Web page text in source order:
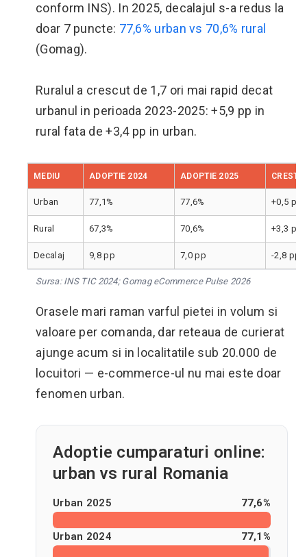
conform INS). In 2025, decalajul s-a redus la
doar 7 puncte: 77,6% urban vs 70,6% rural
(Gomag).
Ruralul a crescut de 1,7 ori mai rapid decat
urbanul in perioada 2023-2025: +5,9 pp in
rural fata de +3,4 pp in urban.
MEDIU ADOPTIE 2024 ADOPTIE 2025
Urban 77,1% 77,6% +0,5 pp
Rural 67,3% 70,6% +3,3 pp
Decalaj 9,8 pp 7,0 pp -2,8 pp
Sursa: INS TIC 2024; Gomag eCommerce Pulse 2026
Orasele mari raman varful pietei in volum si
valoare per comanda, dar reteaua de curierat
ajunge acum si in localitatile sub 20.000 de
locuitori — e-commerce-ul nu mai este doar
fenomen urban.
Adoptie cumparaturi online:
urban vs rural Romania
Urban 2025 77,6%
Urban 2024 77,1%